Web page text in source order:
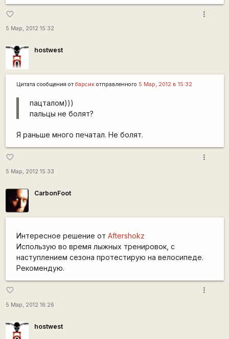
favorite_border
5 Мар, 2012 15:32
more_vert
hostwest
Цитата сообщения от барсикотправленного 5 Мар, 2012 в 15:32
пацталом)))
пальцы не болят?
Я раньше много печатал. Не болят.
favorite_border
5 Мар, 2012 15:33
more_vert
CarbonFoot
Интересное решение от Aftershokz
Использую во время лыжных тренировок, с
наступлением сезона протестирую на велосипеде.
Рекомендую.
favorite_border
5 Мар, 2012 16:26
more_vert
hostwest